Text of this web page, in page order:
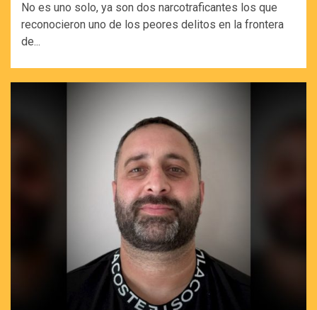
No es uno solo, ya son dos narcotraficantes los que
reconocieron uno de los peores delitos en la frontera
de...